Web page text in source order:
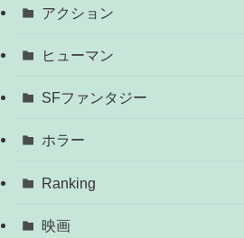
アクション
ヒューマン
SFファンタジー
ホラー
Ranking
映画